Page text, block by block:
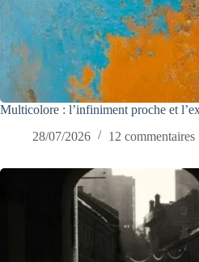
Multicolore : l’infiniment proche et
28/07/2026
12 commentaires